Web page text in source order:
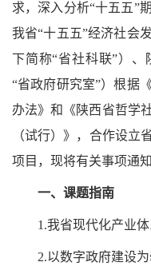
求，深入分析“十五五”
我省“十五五”经济社会
下简称“省社科联”）
“省政府研究室”）根据
办法》和《陕西省哲学
（试行）》，合作设立
项目，现将有关事项通知
一、课题指南
1.我省现代化产业
2.以数字政府建设